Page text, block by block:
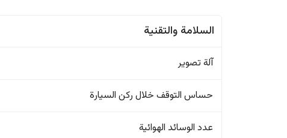
السلامة والتقنية
آلة تصوير
حساس التوقف خلال ركن السيارة
عدد الوسائد الهوائية